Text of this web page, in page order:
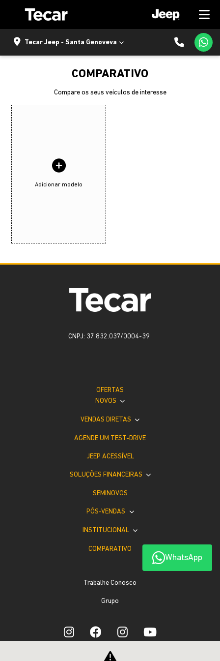
Tecar Jeep - Santa Genoveva
COMPARATIVO
Compare os seus veículos de interesse
Adicionar modelo
WhatsApp
CNPJ: 37.832.037/0004-39
OFERTAS
NOVOS
VENDAS DIRETAS
AGENDE UM TEST-DRIVE
JEEP ACESSÍVEL
SOLUÇÕES FINANCEIRAS
SEMINOVOS
PÓS-VENDAS
INSTITUCIONAL
COMPARATIVO
Trabalhe Conosco
Grupo